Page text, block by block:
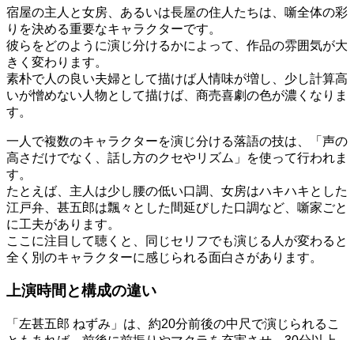
宿屋の主人と女房、あるいは長屋の住人たちは、噺全体の彩
りを決める重要なキャラクターです。
彼らをどのように演じ分けるかによって、作品の雰囲気が大
きく変わります。
素朴で人の良い夫婦として描けば人情味が増し、少し計算高
いが憎めない人物として描けば、商売喜劇の色が濃くなりま
す。
一人で複数のキャラクターを演じ分ける落語の技は、「声の
高さだけでなく、話し方のクセやリズム」を使って行われま
す。
たとえば、主人は少し腰の低い口調、女房はハキハキとした
江戸弁、甚五郎は飄々とした間延びした口調など、噺家ごと
に工夫があります。
ここに注目して聴くと、同じセリフでも演じる人が変わると
全く別のキャラクターに感じられる面白さがあります。
上演時間と構成の違い
「左甚五郎 ねずみ」は、約20分前後の中尺で演じられるこ